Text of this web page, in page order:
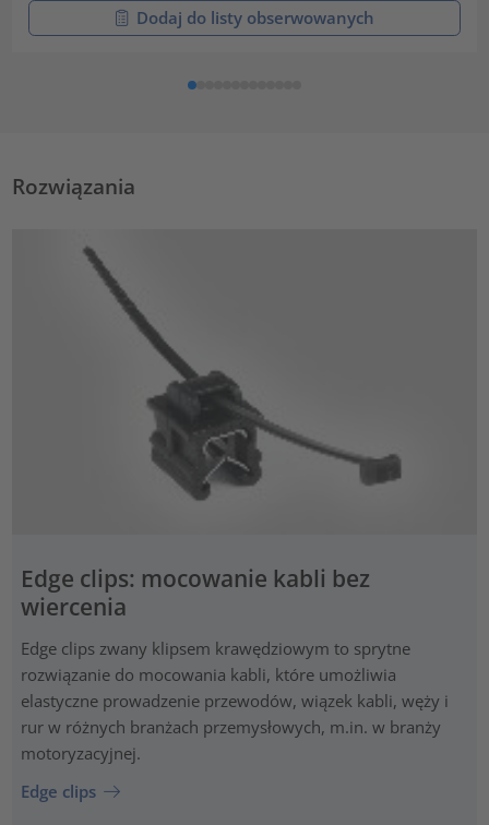
Dodaj do listy obserwowanych
Rozwiązania
Edge clips: mocowanie kabli bez
wiercenia
Edge clips zwany klipsem krawędziowym to sprytne
rozwiązanie do mocowania kabli, które umożliwia
elastyczne prowadzenie przewodów, wiązek kabli, węży i
rur w różnych branżach przemysłowych, m.in. w branży
motoryzacyjnej.
Edge clips